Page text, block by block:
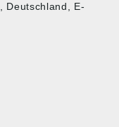
Deutschland, E-